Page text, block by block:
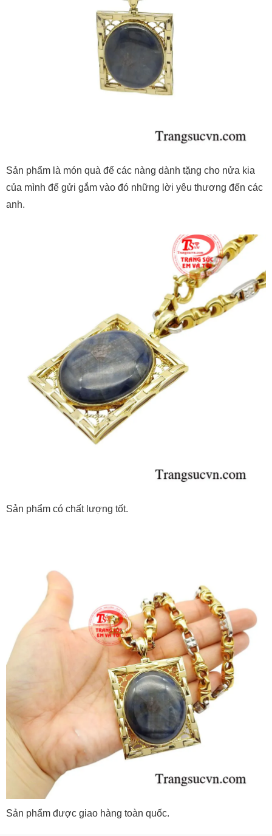
Sản phẩm là món quà để các nàng dành tặng cho nửa kia
của mình để gửi gắm vào đó những lời yêu thương đến các
anh.
Sản phẩm có chất lượng tốt.
Sản phẩm được giao hàng toàn quốc.